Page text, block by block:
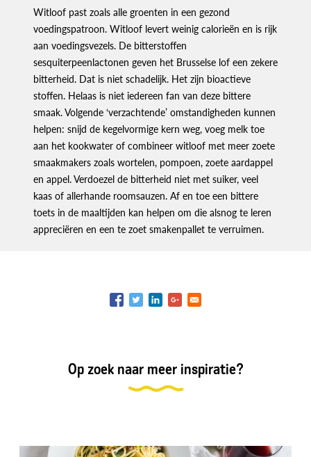
Witloof past zoals alle groenten in een gezond
voedingspatroon. Witloof levert weinig calorieën en is rijk
aan voedingsvezels. De bitterstoffen
sesquiterpeenlactonen geven het Brusselse lof een zekere
bitterheid. Dat is niet schadelijk. Het zijn bioactieve
stoffen. Helaas is niet iedereen fan van deze bittere
smaak. Volgende ‘verzachtende’ omstandigheden kunnen
helpen: snijd de kegelvormige kern weg, voeg melk toe
aan het kookwater of combineer witloof met meer zoete
smaakmakers zoals wortelen, pompoen, zoete aardappel
en appel. Verdoezel de bitterheid niet met suiker, veel
kaas of allerhande roomsauzen. Af en toe een bittere
toets in de maaltijden kan helpen om die alsnog te leren
appreciëren en een te zoet smakenpallet te verruimen.
Op zoek naar meer inspiratie?